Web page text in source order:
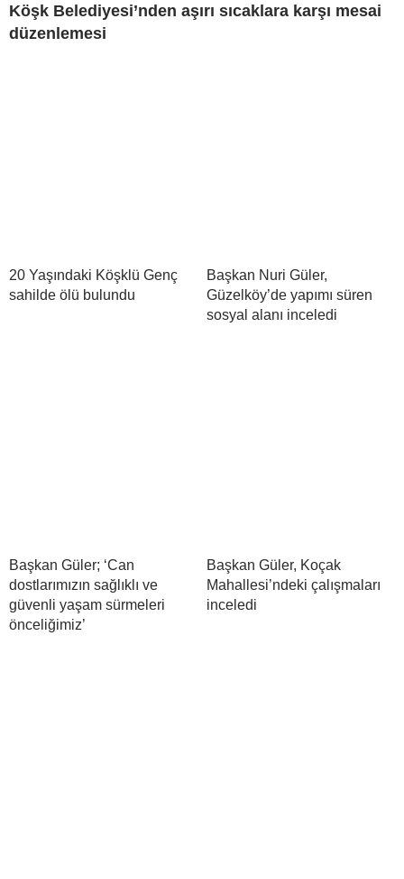
Köşk Belediyesi’nden aşırı sıcaklara karşı mesai
düzenlemesi
20 Yaşındaki Köşklü Genç
sahilde ölü bulundu
Başkan Nuri Güler,
Güzelköy’de yapımı süren
sosyal alanı inceledi
Başkan Güler; ‘Can
dostlarımızın sağlıklı ve
güvenli yaşam sürmeleri
önceliğimiz’
Başkan Güler, Koçak
Mahallesi’ndeki çalışmaları
inceledi